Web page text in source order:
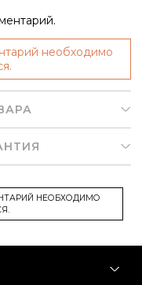
необходимо
НЕОБХОДИМО